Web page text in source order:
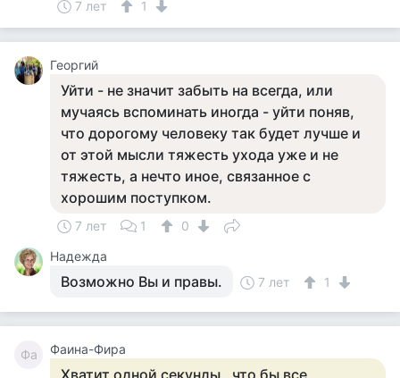
7 лет 1
Георгий
Уйти - не значит забыть на всегда, или
мучаясь вспоминать иногда - уйти поняв,
что дорогому человеку так будет лучше и
от этой мысли тяжесть ухода уже и не
тяжесть, а нечто иное, связанное с
хорошим поступком.
7 лет 1
0
Надежда
Возможно Вы и правы. 7 лет 1
Фа Фаина-Фира
Хватит одной секунды , что бы все